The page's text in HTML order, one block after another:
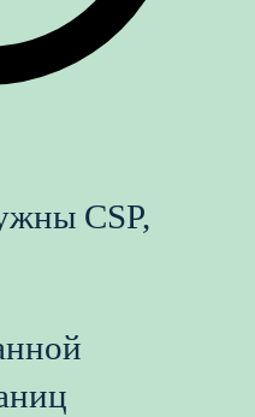
CSP,